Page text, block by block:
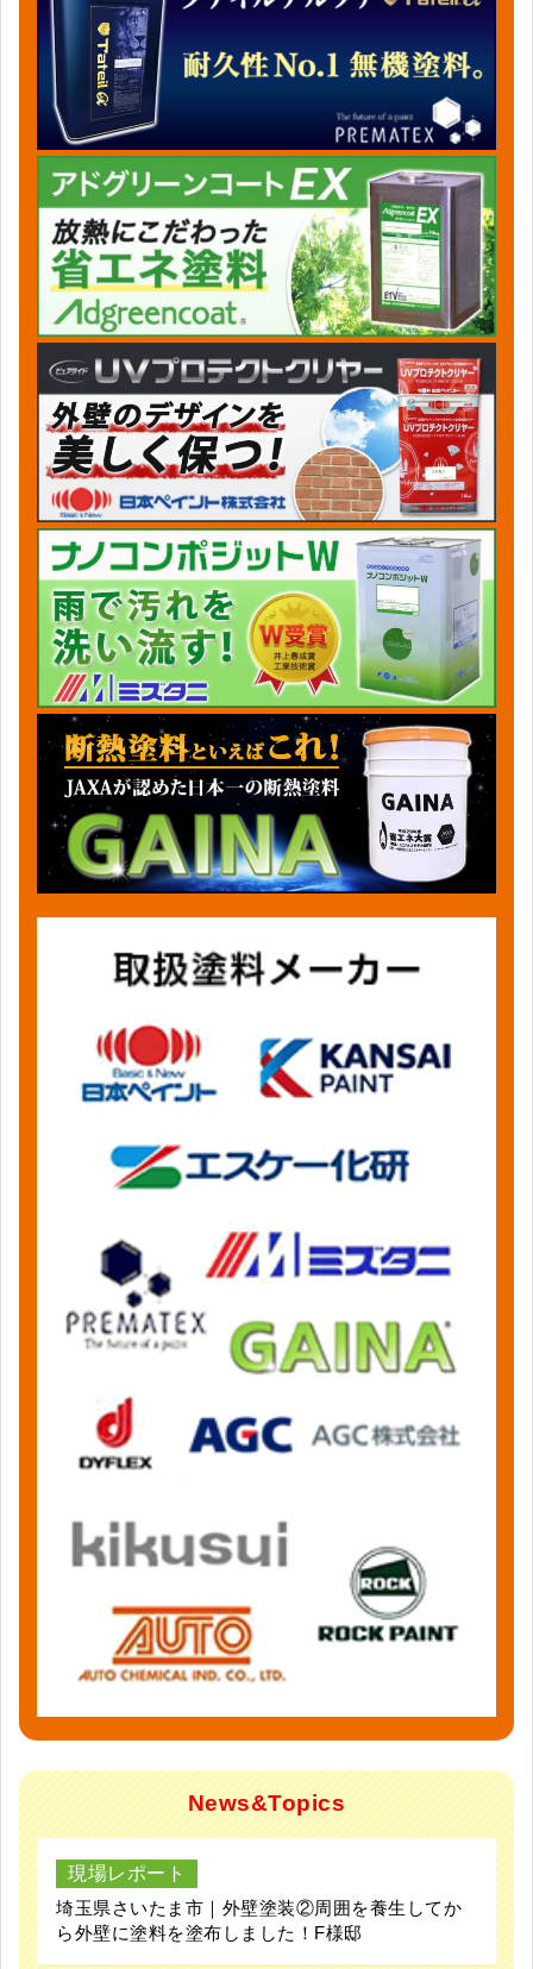
News&Topics
現場レポート
埼玉県さいたま市｜外壁塗装②周囲を養生してか
ら外壁に塗料を塗布しました！F様邸